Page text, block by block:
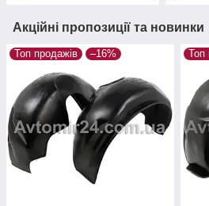
Акційні пропозиції та новинки
Топ продажів –16% Топ